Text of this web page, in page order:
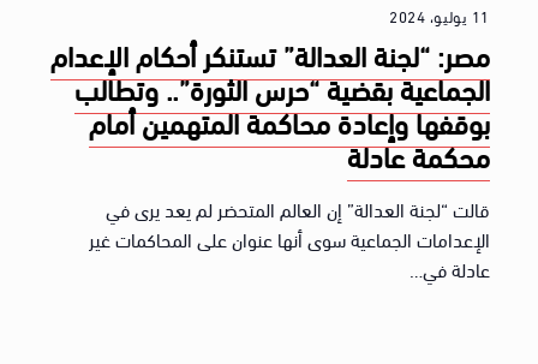
11 يوليو، 2024
مصر: “لجنة العدالة” تستنكر أحكام الإعدام
الجماعية بقضية “حرس الثورة”.. وتطالب
بوقفها وإعادة محاكمة المتهمين أمام
محكمة عادلة
قالت “لجنة العدالة” إن العالم المتحضر لم يعد يرى في
الإعدامات الجماعية سوى أنها عنوان على المحاكمات غير
عادلة في…